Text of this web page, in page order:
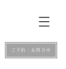
ご予約・お問合せ